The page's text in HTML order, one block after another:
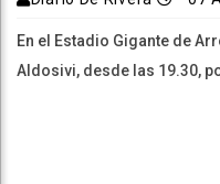
En el Estadio Gigante de
Aldosivi, desde las 19.30,